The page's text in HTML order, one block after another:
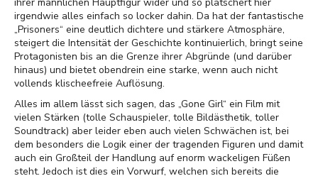
irgendwie alles einfach so locker dahin. Da hat der fantastische
„Prisoners“ eine deutlich dichtere und stärkere Atmosphäre,
steigert die Intensität der Geschichte kontinuierlich, bringt seine
Protagonisten bis an die Grenze ihrer Abgründe (und darüber
hinaus) und bietet obendrein eine starke, wenn auch nicht
vollends klischeefreie Auflösung.
Alles im allem lässt sich sagen, das „Gone Girl“ ein Film mit
vielen Stärken (tolle Schauspieler, tolle Bildästhetik, toller
Soundtrack) aber leider eben auch vielen Schwächen ist, bei
dem besonders die Logik einer der tragenden Figuren und damit
auch ein Großteil der Handlung auf enorm wackeligen Füßen
steht. Jedoch ist dies ein Vorwurf, welchen sich bereits die